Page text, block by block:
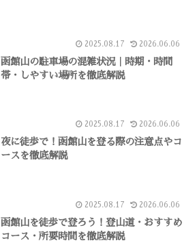
2025.08.17 2026.06.06
函館山の駐車場の混雑状況｜時期・時間
帯・しやすい場所を徹底解説
2025.08.17 2026.06.06
夜に徒歩で！函館山を登る際の注意点やコ
ースを徹底解説
2025.08.17 2026.06.06
函館山を徒歩で登ろう！登山道・おすすめ
コース・所要時間を徹底解説